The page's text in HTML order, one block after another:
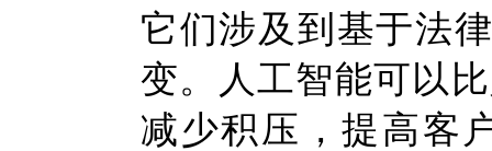
它们涉及到基于法
变。人工智能可以
减少积压，提高客